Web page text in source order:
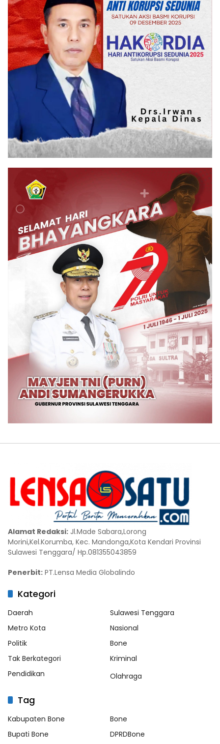
Alamat Redaksi: Jl.Made Sabara,Lorong
Morini,Kel.Korumba, Kec. Mandonga,Kota Kendari Provinsi
Sulawesi Tenggara/ Hp.081355043859
Penerbit: PT.Lensa Media Globalindo
Kategori
Daerah
Sulawesi Tenggara
Metro Kota
Nasional
Politik
Bone
Tak Berkategori
Kriminal
Pendidikan
Olahraga
Tag
Kabupaten Bone
Bone
Bupati Bone
DPRDBone